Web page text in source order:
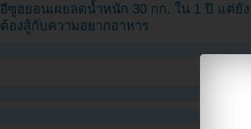
อีซูฮยอนเผยลดน้ำหนัก 30 กก. ใน 1 ปี แต่ยัง
ต้องสู้กับความอยากอาหาร